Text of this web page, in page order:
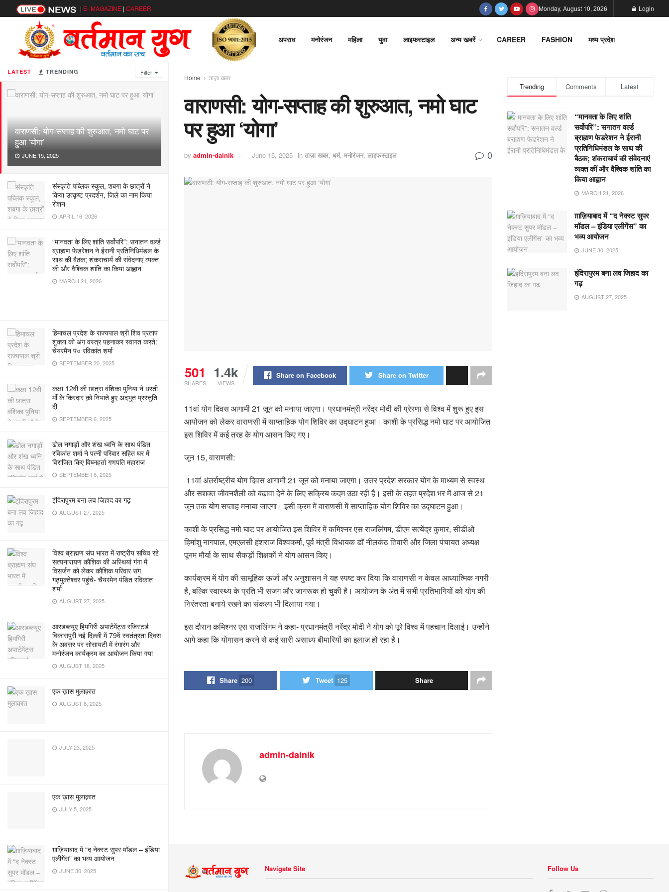
LATEST TRENDING Filter
वाराणसी: योग-सप्ताह की शुरुआत, नमो घाट पर
हुआ ‘योगा’
JUNE 15, 2025
संस्कृति पब्लिक स्कूल, शबगा के छात्रों ने
किया उत्कृष्ट प्रदर्शन, जिले का नाम किया
रोशन
APRIL 16, 2026
“मानवता के लिए शांति सर्वोपरि”: सनातन वर्ल्ड
ब्राह्मण फेडरेशन ने ईरानी प्रतिनिधिमंडल के
साथ की बैठक; शंकराचार्य की संवेदनाएं व्यक्त
कीं और वैश्विक शांति का किया आह्वान
MARCH 21, 2026
हिमाचल प्रदेश के राज्यपाल श्री शिव प्रताप
शुक्ला को अंग वस्त्र पहनाकर स्वागत करते:
चेयरमैन पं० रविकांत शर्मा
SEPTEMBER 20, 2025
कक्षा 12वी की छात्रा वंशिका पुनिया ने धरती
माँ के किरदार क़ो निभाते हुए अदभुत प्रस्तुति
दी
SEPTEMBER 6, 2025
ढोल नगाड़ों और शंख ध्वनि के साथ पंडित
रविकांत शर्मा ने पत्नी परिवार सहित घर में
विराजित किए विघ्नहर्ता गणपति महाराज
SEPTEMBER 6, 2025
इंदिरापुरम बना लव जिहाद का गढ़
AUGUST 27, 2025
विश्व ब्राह्मण संघ भारत में राष्ट्रीय सचिव रहे
सत्यनारायण कौशिक की अस्थियां गंगा में
विसर्जन को लेकर कौशिक परिवार संग
गढ़मुक्तेश्वर पहुंचे- चैयरमेन पंडित रविकांत
शर्मा
AUGUST 27, 2025
आरडब्ल्यूए हिमगिरी अपार्टमेंट्स रजिस्टर्ड
विकासपुरी नई दिल्ली में 79वें स्वतंत्रता दिवस
के अवसर पर सोसायटी में रंगारंग और
मनोरंजन कार्यक्रम का आयोजन किया गया
AUGUST 18, 2025
एक ख़ास मुलाक़ात
AUGUST 6, 2025
JULY 23, 2025
एक ख़ास मुलाक़ात
JULY 5, 2025
ग़ाज़ियाबाद में “द नेक्स्ट सुपर मॉडल – इंडिया
एलीगेंस” का भव्य आयोजन
JUNE 30, 2025
| E- MAGAZINE | CAREER Monday, August 10, 2026 Login
अपराध मनोरंजन महिला युवा लाइफस्टाइल अन्य खबरें CAREER FASHION मध्य प्रदेश
Home ताज़ा खबर
वाराणसी: योग-सप्ताह की शुरुआत, नमो घाट
पर हुआ ‘योगा’
by admin-dainik June 15, 2025 in ताज़ा खबर, धर्म, मनोरंजन, लाइफस्टाइल 0
501
SHARES
1.4k
VIEWS
Share on Facebook Share on Twitter
11वां योग दिवस आगामी 21 जून को मनाया जाएगा। प्रधानमंत्री नरेंद्र मोदी की प्रेरणा से विश्व में शुरू हुए इस
आयोजन को लेकर वाराणसी में साप्ताहिक योग शिविर का उद्घाटन हुआ। काशी के प्रसिद्ध नमो घाट पर आयोजित
इस शिविर में कई तरह के योग आसन किए गए।
जून 15, वाराणसी:
11वां अंतर्राष्ट्रीय योग दिवस आगामी 21 जून को मनाया जाएगा। उत्तर प्रदेश सरकार योग के माध्यम से स्वस्थ
और सशक्त जीवनशैली को बढ़ावा देने के लिए सक्रिय कदम उठा रही है। इसी के तहत प्रदेश भर में आज से 21
जून तक योग सप्ताह मनाया जाएगा। इसी क्रम में वाराणसी में साप्ताहिक योग शिविर का उद्घाटन हुआ।
काशी के प्रसिद्ध नमो घाट पर आयोजित इस शिविर में कमिश्नर एस राजलिंगम, डीएम सत्येंद्र कुमार, सीडीओ
हिमांशु नागपाल, एमएलसी हंशराज विश्वकर्मा, पूर्व मंत्री विधायक डॉ नीलकंठ तिवारी और जिला पंचायत अध्यक्ष
पूनम मौर्या के साथ सैकड़ों शिक्षकों ने योग आसन किए।
कार्यक्रम में योग की सामूहिक ऊर्जा और अनुशासन ने यह स्पष्ट कर दिया कि वाराणसी न केवल आध्यात्मिक नगरी
है, बल्कि स्वास्थ्य के प्रति भी सजग और जागरूक हो चुकी है। आयोजन के अंत में सभी प्रतिभागियों को योग की
निरंतरता बनाये रखने का संकल्प भी दिलाया गया।
इस दौरान कमिश्नर एस राजलिंगम ने कहा- प्रधानमंत्री नरेंद्र मोदी ने योग को पूरे विश्व में पहचान दिलाई। उन्होंने
आगे कहा कि योगासन करने से कई सारी असाध्य बीमारियों का इलाज हो रहा है।
Share 200 Tweet 125 Share
admin-dainik
Trending Comments Latest
“मानवता के लिए शांति
सर्वोपरि”: सनातन वर्ल्ड
ब्राह्मण फेडरेशन ने ईरानी
प्रतिनिधिमंडल के साथ की
बैठक; शंकराचार्य की संवेदनाएं
व्यक्त कीं और वैश्विक शांति का
किया आह्वान
MARCH 21, 2026
ग़ाज़ियाबाद में “द नेक्स्ट सुपर
मॉडल – इंडिया एलीगेंस” का
भव्य आयोजन
JUNE 30, 2025
इंदिरापुरम बना लव जिहाद का
गढ़
AUGUST 27, 2025
Navigate Site Follow Us